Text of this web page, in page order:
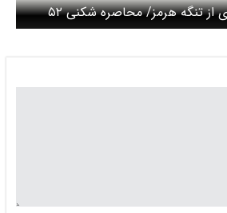
آخرین رصد ماهواره ای از تنگه هرمز/ محاصره شکنی ۵۲